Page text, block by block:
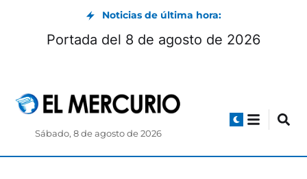
Noticias de última hora:
Portada del 8 de agosto de 2026
Sábado, 8 de agosto de 2026